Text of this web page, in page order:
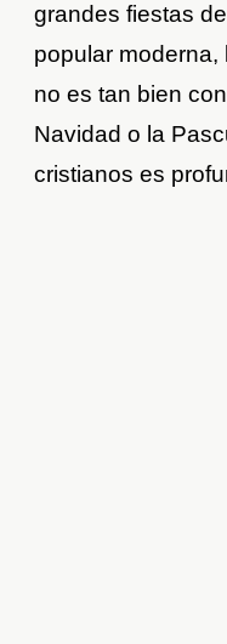
grandes fiestas
popular
no es tan bien
Navidad o la
cristianos es